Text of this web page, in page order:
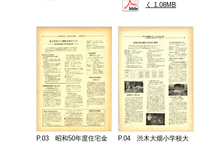
く 1.08MB
P.03 昭和50年度住宅金
P.04 渋木大畑小学校大